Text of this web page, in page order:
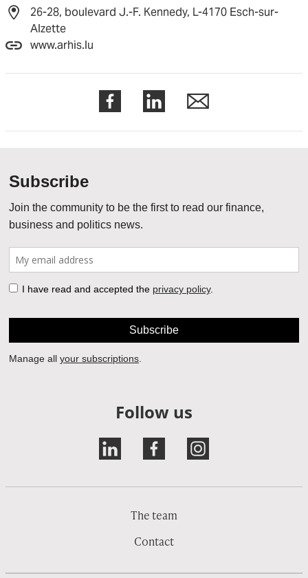
26-28, boulevard J.-F. Kennedy, L-4170 Esch-sur-
Alzette
www.arhis.lu
Follow us
The team
Contact